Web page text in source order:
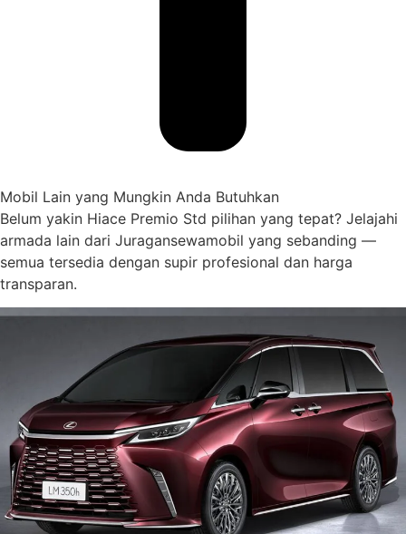
Mobil Lain yang Mungkin Anda Butuhkan
Belum yakin Hiace Premio Std pilihan yang tepat? Jelajahi
armada lain dari Juragansewamobil yang sebanding —
semua tersedia dengan supir profesional dan harga
transparan.